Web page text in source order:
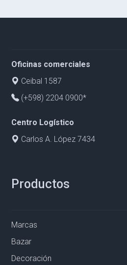
Oficinas comerciales
Ceibal 1587
(+598) 2204 0900*
Centro Logístico
Carlos A. López 7434
Productos
Marcas
Bazar
Decoración